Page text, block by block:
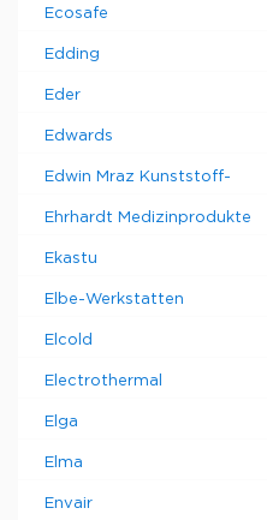
Ecosafe
Edding
Eder
Edwards
Edwin Mraz Kunststoff-
Ehrhardt Medizinprodukte
Ekastu
Elbe-Werkstatten
Elcold
Electrothermal
Elga
Elma
Envair